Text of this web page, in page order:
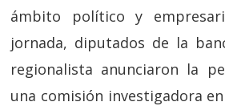
ámbito político y
jornada, diputados de la
regionalista anunciaron la
una comisión investigadora